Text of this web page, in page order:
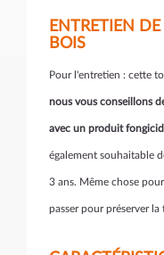
ENTRETIEN
BOIS
Pour l'entretien : cette
nous vous conseillons
avec un produit
également souhaitable
3 ans. Même chose
passer pour préserver